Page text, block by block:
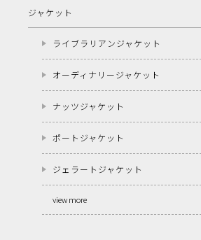
ジャケット
ライブラリアンジャケット
オーディナリージャケット
ナッツジャケット
ポートジャケット
ジェラートジャケット
view more